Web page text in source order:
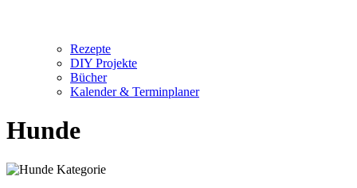
Rezepte
DIY Projekte
Bücher
Kalender & Terminplaner
Hunde